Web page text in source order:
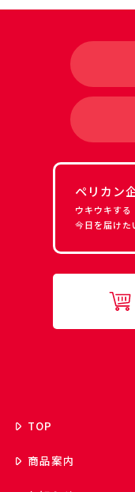
ペリカン
ウキウキする
今日を届けた
TOP
商品案内